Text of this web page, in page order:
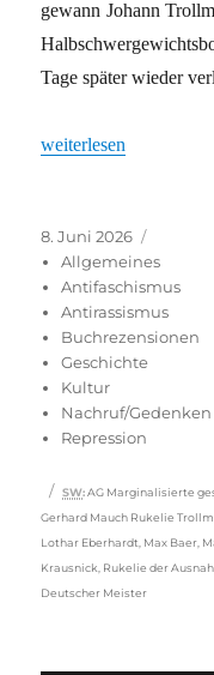
gewann Johann
Tage später wieder
„Sinto-Boxer Rukelie
weiterlesen
Veröffentlicht
am
8. Juni 2026
Allgemeines
Antifaschismus
Antirassismus
Buchrezensionen
Geschichte
Kultur
Nachruf/Gedenken
Repression
Schlagwörter
SW: AG Marginalisierte
Gerhard Mauch Rukelie
Lothar Eberhardt Max Baer
Krausnick Rukelie der
Deutscher Meister